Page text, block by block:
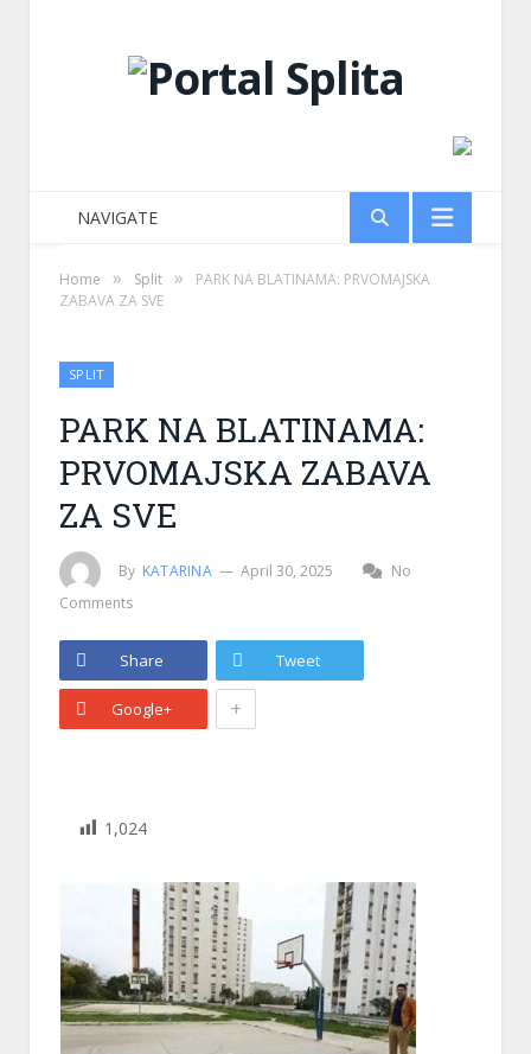
NAVIGATE
Home » Split »
PARK NA BLATINAMA: PRVOMAJSKA
ZABAVA ZA SVE
SPLIT
PARK NA BLATINAMA:
PRVOMAJSKA ZABAVA
ZA SVE
By KATARINA April 30, 2025
No
Comments
Share Tweet
Google+ +
1,024